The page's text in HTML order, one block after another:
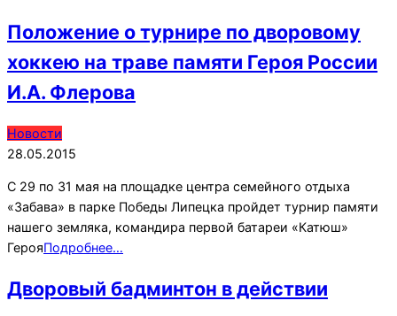
Положение о турнире по дворовому
хоккею на траве памяти Героя России
И.А. Флерова
2015-
05-
Новости
28.05.2015
С 29 по 31 мая на площадке центра семейного отдыха
«Забава» в парке Победы Липецка пройдет турнир памяти
нашего земляка, командира первой батареи «Катюш»
ГерояПодробнее…
Дворовый бадминтон в действии